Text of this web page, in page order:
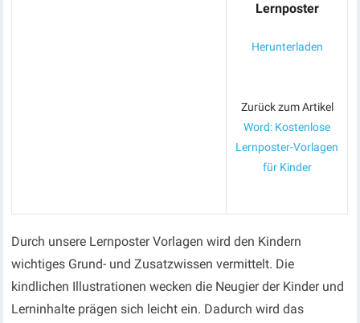
Lernposter
Herunterladen
Zurück zum Artikel
Word: Kostenlose
Lernposter-Vorlagen
für Kinder
Durch unsere Lernposter Vorlagen wird den Kindern
wichtiges Grund- und Zusatzwissen vermittelt. Die
kindlichen Illustrationen wecken die Neugier der Kinder und
Lerninhalte prägen sich leicht ein. Dadurch wird das